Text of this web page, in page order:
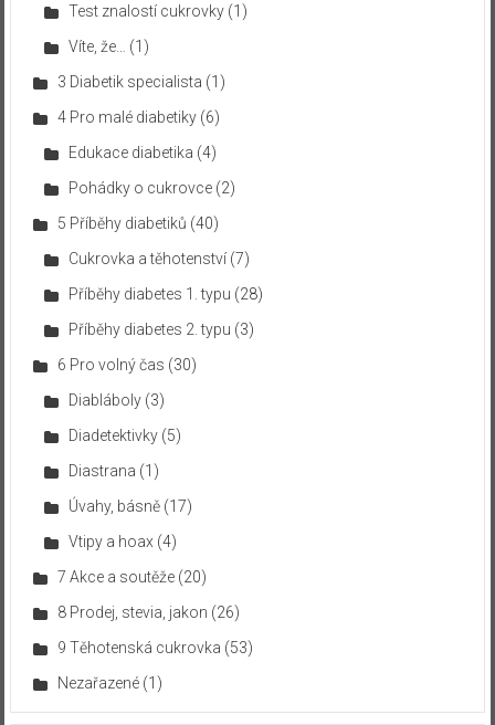
Test znalostí cukrovky(1)
Víte, že…
(1)
3 Diabetik specialista (1)
4 Pro malé diabetiky(6)
Edukace diabetika (4)
Pohádky o cukrovce(2)
5 Příběhy diabetiků (40)
Cukrovka a těhotenství(7)
Příběhy diabetes 1. typu (28)
Příběhy diabetes 2. typu (3)
6 Pro volný čas (30)
Diabláboly(3)
Diadetektivky(5)
Diastrana (1)
Úvahy, básně(17)
Vtipy a hoax (4)
7 Akce a soutěže(20)
8 Prodej, stevia, jakon (26)
9 Těhotenská cukrovka (53)
Nezařazené(1)